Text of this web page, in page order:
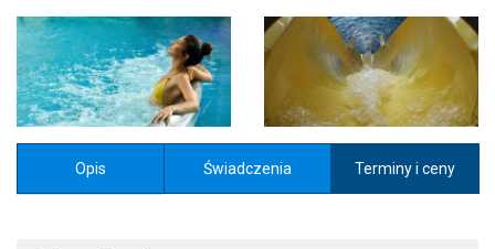
Opis Świadczenia Terminy i ceny